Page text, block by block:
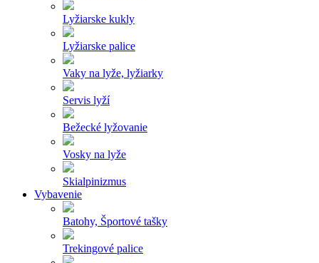
Lyžiarske kukly
Lyžiarske palice
Vaky na lyže, lyžiarky
Servis lyží
Bežecké lyžovanie
Vosky na lyže
Skialpinizmus
Vybavenie
Batohy, Športové tašky
Trekingové palice